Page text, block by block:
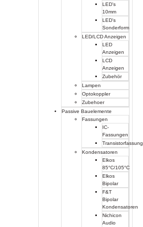
LED's
10mm
LED's
Sonderform
LED/LCD Anzeigen
LED
Anzeigen
LCD
Anzeigen
Zubehör
Lampen
Optokoppler
Zubehoer
Passive Bauelemente
Fassungen
IC-
Fassungen
Transistorfassung
Kondensatoren
Elkos
85°C/105°C
Elkos
Bipolar
F&T
Bipolar
Kondensatoren
Nichicon
Audio